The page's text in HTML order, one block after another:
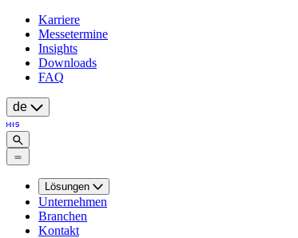
Karriere
Messetermine
Insights
Downloads
FAQ
de
Lösungen
Unternehmen
Branchen
Kontakt